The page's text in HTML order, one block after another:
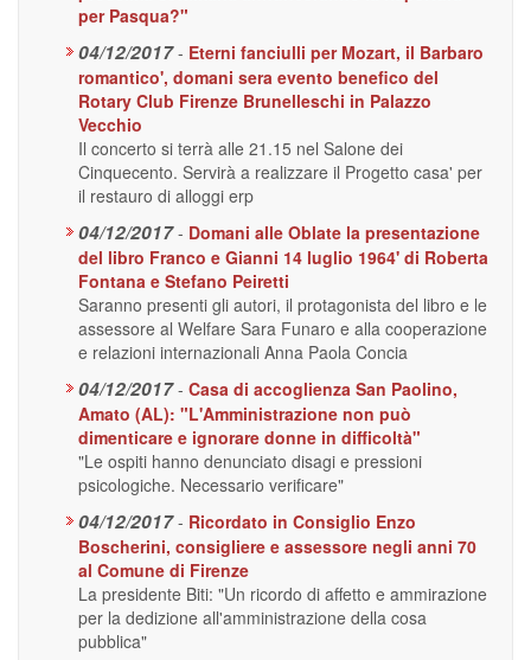
per Pasqua?"
04/12/2017 - Eterni fanciulli per Mozart, il Barbaro
romantico', domani sera evento benefico del
Rotary Club Firenze Brunelleschi in Palazzo
Vecchio
Il concerto si terrà alle 21.15 nel Salone dei
Cinquecento. Servirà a realizzare il Progetto casa' per
il restauro di alloggi erp
04/12/2017 - Domani alle Oblate la presentazione
del libro Franco e Gianni 14 luglio 1964' di Roberta
Fontana e Stefano Peiretti
Saranno presenti gli autori, il protagonista del libro e le
assessore al Welfare Sara Funaro e alla cooperazione
e relazioni internazionali Anna Paola Concia
04/12/2017 - Casa di accoglienza San Paolino,
Amato (AL): "L'Amministrazione non può
dimenticare e ignorare donne in difficoltà"
"Le ospiti hanno denunciato disagi e pressioni
psicologiche. Necessario verificare"
04/12/2017 - Ricordato in Consiglio Enzo
Boscherini, consigliere e assessore negli anni 70
al Comune di Firenze
La presidente Biti: "Un ricordo di affetto e ammirazione
per la dedizione all'amministrazione della cosa
pubblica"